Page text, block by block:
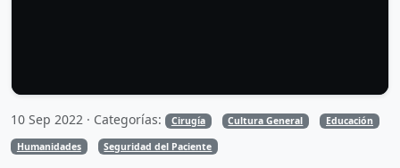
10 Sep 2022 · Categorías: Cirugía Cultura General Educación
Humanidades Seguridad del Paciente